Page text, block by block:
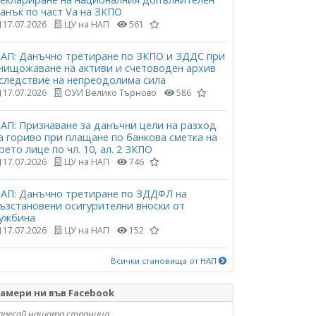
по част Vа на ЗКПО
17.07.2026 ЦУ на НАП 561
Данъчно третиране по ЗКПО и ЗДДС при
на активи и счетоводен архив
на непреодолима сила
17.07.2026 ОУИ Велико Търново 586
Признаване за данъчни цели на разход
гориво при плащане по банкова сметка на
лице по чл. 10, ал. 2 ЗКПО
17.07.2026 ЦУ на НАП 746
Данъчно третиране по ЗДДФЛ на
осигурителни вноски от
17.07.2026 ЦУ на НАП 152
Всички становища от НАП
ни във Facebook